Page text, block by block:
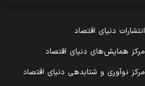
انتشارات دنیای اقتصاد
مرکز همایش‌های دنیای اقتصاد
مرکز نوآوری و شتابدهی دنیای اقتصاد